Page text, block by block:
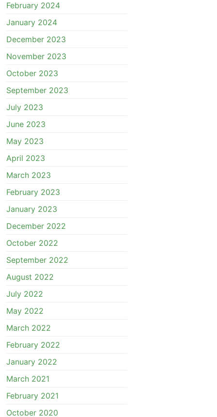
February 2024
January 2024
December 2023
November 2023
October 2023
September 2023
July 2023
June 2023
May 2023
April 2023
March 2023
February 2023
January 2023
December 2022
October 2022
September 2022
August 2022
July 2022
May 2022
March 2022
February 2022
January 2022
March 2021
February 2021
October 2020